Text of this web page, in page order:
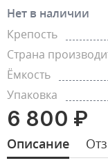
Нет в наличии
Крепость
Страна
Ёмкость
Упаковка
6 800 ₽
Описание